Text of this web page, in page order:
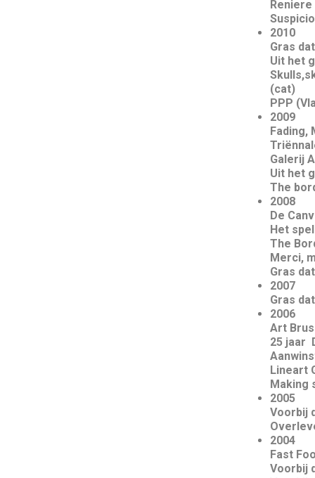
Reniere
2010
Gras
Uit het
(cat)
PPP
2009
Fading,
Galerij
Uit het
The
2008
De
Het
The
Merci,
Gras
2007
Gras
2006
Art
25 jaar
Lineart
Making
2005
Voorbij
2004
Fast
Voorbij